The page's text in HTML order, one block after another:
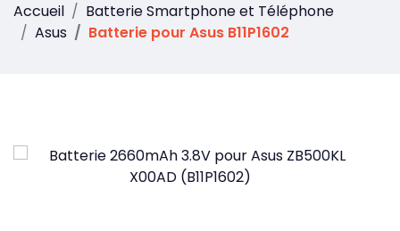
Accueil
Batterie Smartphone et Téléphone
Asus
Batterie pour Asus B11P1602